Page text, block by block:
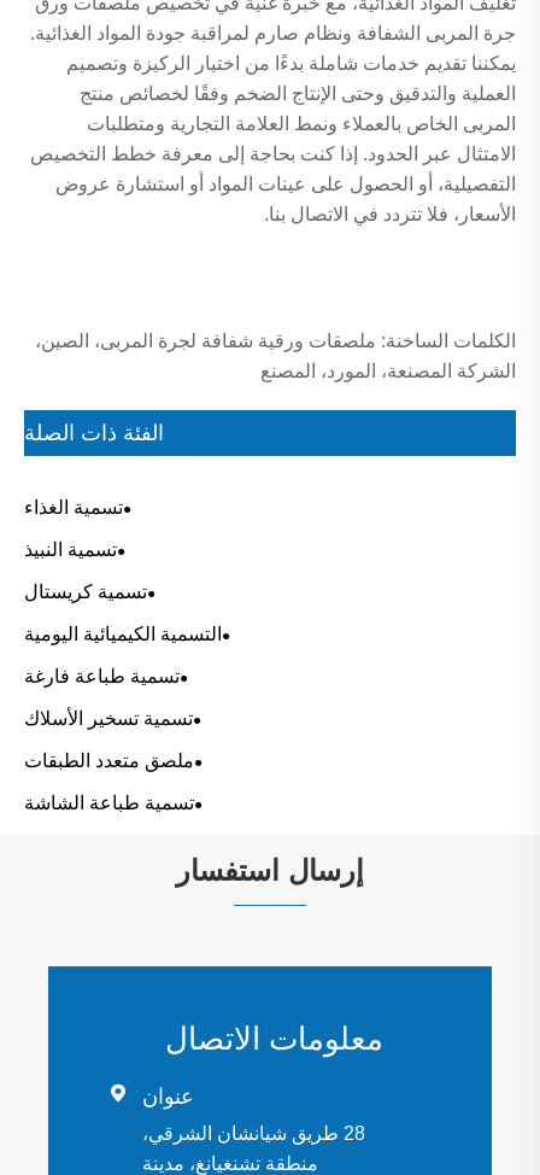
جرة المربى الشفافة ونظام صارم لمراقبة جودة المواد الغذائية.
يمكننا تقديم خدمات شاملة بدءًا من اختيار الركيزة وتصميم
العملية والتدقيق وحتى الإنتاج الضخم وفقًا لخصائص منتج
المربى الخاص بالعملاء ونمط العلامة التجارية ومتطلبات
الامتثال عبر الحدود. إذا كنت بحاجة إلى معرفة خطط التخصيص
التفصيلية، أو الحصول على عينات المواد أو استشارة عروض
الأسعار، فلا تتردد في الاتصال بنا.
الكلمات الساخنة: ملصقات ورقية شفافة لجرة المربى، الصين،
الشركة المصنعة، المورد، المصنع
الفئة ذات الصلة
تسمية الغذاء
تسمية النبيذ
تسمية كريستال
التسمية الكيميائية اليومية
تسمية طباعة فارغة
تسمية تسخير الأسلاك
ملصق متعدد الطبقات
تسمية طباعة الشاشة
إرسال استفسار
معلومات الاتصال
 عنوان
28 طريق شيانشان الشرقي،
منطقة تشنغيانغ، مدينة